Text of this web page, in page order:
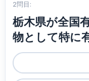
2問目:
栃木県が全国
物として特に